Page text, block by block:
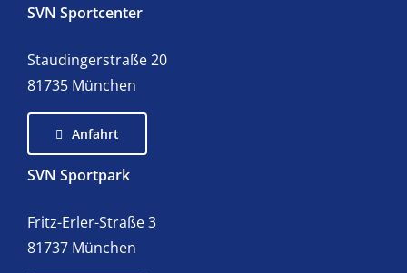
SVN Sportcenter
Staudingerstraße 20
81735 München
Anfahrt
SVN Sportpark
Fritz-Erler-Straße 3
81737 München